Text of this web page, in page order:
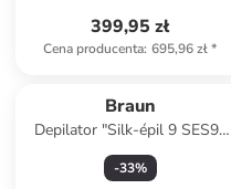
399,95 zł
Cena producenta: 695,96 zł*
Braun
Depilator "Silk-épil 9 SES9-
481 3D" w kolorze złoto-
białym
-33%